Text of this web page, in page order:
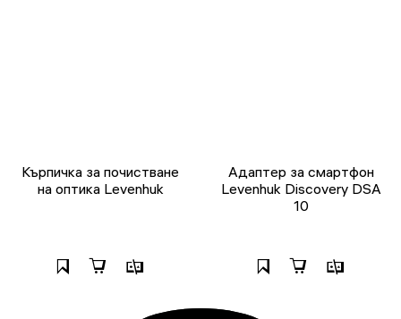
Кърпичка за почистване
на оптика Levenhuk
Адаптер за смартфон
Levenhuk Discovery DSA
10